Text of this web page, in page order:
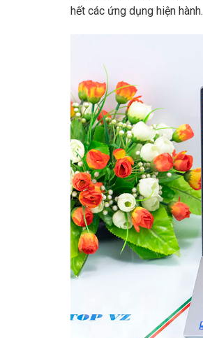
hết các ứng dụng hiện hành.